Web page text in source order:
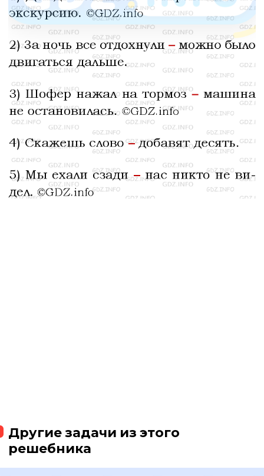
Другие задачи из этого
решебника